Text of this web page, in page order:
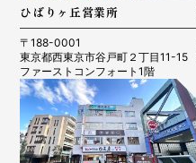
ひばりヶ丘営業所
〒188-0001
東京都西東京市谷戸町２丁目11-15
ファーストコンフォート1階